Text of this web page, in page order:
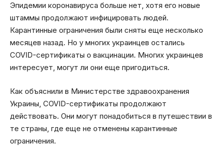
Эпидемии коронавируса больше нет, хотя его новые
штаммы продолжают инфицировать людей.
Карантинные ограничения были сняты еще несколько
месяцев назад. Но у многих украинцев остались
COVID-сертификаты о вакцинации. Многих украинцев
интересует, могут ли они еще пригодиться.
Как объяснили в Министерстве здравоохранения
Украины, COVID-сертификаты продолжают
действовать. Они могут понадобиться в путешествии в
те страны, где еще не отменены карантинные
ограничения.